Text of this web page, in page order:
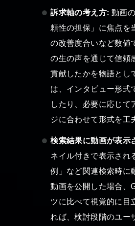
訴求軸の考え方: 動画
頼性の担保」に焦点を
の改善度合いなど数値
の生の声を通じて信頼
貢献したかを物語とし
は、インタビュー形式
したり、必要に応じて
ジに合わせて形式を工
検索結果に動画が表示
ネイル付きで表示され
例」など関連検索時に
動画を公開した場合、
ツに比べて視覚的に目
れば、検討段階のユー